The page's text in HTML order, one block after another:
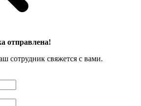
отправлена!
сотрудник свяжется с вами.